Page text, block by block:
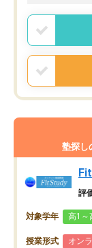
塾探し
評
対象学年 高1～
授業形式 オン